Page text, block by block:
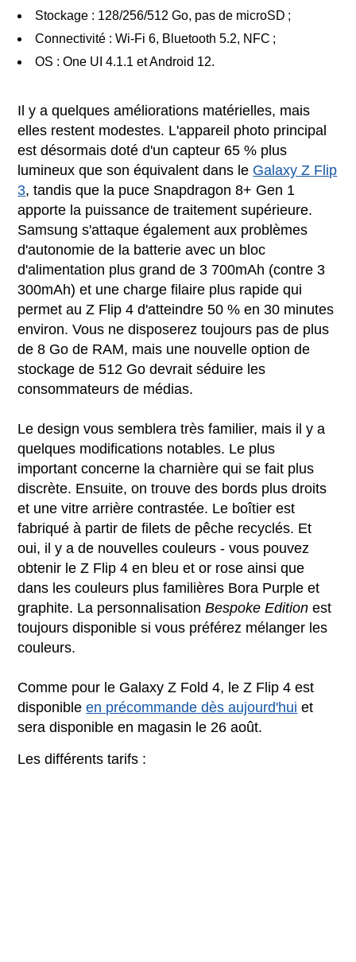
Stockage : 128/256/512 Go, pas de microSD ;
Connectivité : Wi-Fi 6, Bluetooth 5.2, NFC ;
OS : One UI 4.1.1 et Android 12.
Il y a quelques améliorations matérielles, mais
elles restent modestes. L'appareil photo principal
est désormais doté d'un capteur 65 % plus
lumineux que son équivalent dans le Galaxy Z Flip
3, tandis que la puce Snapdragon 8+ Gen 1
apporte la puissance de traitementsupérieure.
Samsung s'attaque également aux problèmes
d'autonomie de la batterie avec un bloc
d'alimentation plus grand de 3 700mAh (contre 3
300mAh) et une charge filaire plus rapide qui
permet au Z Flip 4 d'atteindre 50 % en 30 minutes
environ. Vous ne disposerez toujours pas de plus
de 8 Go de RAM, mais une nouvelle option de
stockage de 512 Go devrait séduire les
consommateurs de médias.
Le design vous semblera très familier, mais il y a
quelques modifications notables. Le plus
important concerne la charnière qui se fait plus
discrète. Ensuite, on trouve des bords plus droits
et une vitre arrière contrastée. Le boîtier est
fabriqué à partir de filets de pêche recyclés. Et
oui, il y a de nouvelles couleurs - vous pouvez
obtenir le Z Flip 4 en bleu et or rose ainsi que
dans les couleurs plus familières Bora Purple et
graphite. La personnalisationBespoke Edition est
toujours disponible si vous préférez mélanger les
couleurs.
Comme pour le Galaxy Z Fold 4, le Z Flip 4 est
disponibleen précommande dès aujourd'hui et
sera disponible en magasin le 26 août.
Les différents tarifs :